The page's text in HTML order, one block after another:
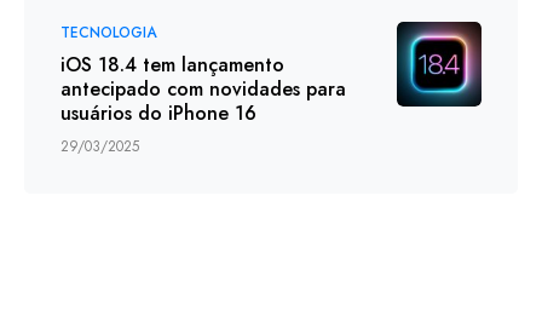
TECNOLOGIA
iOS 18.4 tem lançamento
antecipado com novidades para
usuários do iPhone 16
29/03/2025